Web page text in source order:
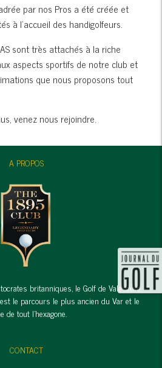
par nos Pros a été créée et
à l'accueil des handigolfeurs.
sont très attachés à la riche
aspects sportifs de notre club et
que nous proposons tout
venez nous rejoindre.
A PROPOS
britanniques, le Golf de Valescure,
le parcours le plus ancien du Var et le
de tout l'hexagone.
CONTACT